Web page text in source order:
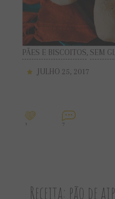
PÃES E BISCOITOS, SEM
JULHO 25, 2017
1 7
Receita: pão de